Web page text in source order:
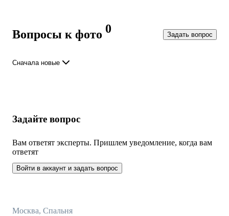
Вопросы к фото 0 Задать вопрос
Сначала новые
Задайте вопрос
Вам ответят эксперты. Пришлем уведомление, когда вам
ответят
Войти в аккаунт и задать вопрос
Москва, Спальня